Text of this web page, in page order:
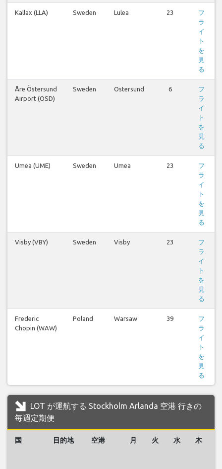
Kallax (LLA) Sweden Lulea 23
フ
ラ
イ
ト
を
見
る
Åre Östersund
Airport (OSD)
Sweden Ostersund 6
フ
ラ
イ
ト
を
見
る
Umea (UME) Sweden Umea 23
フ
ラ
イ
ト
を
見
る
Visby (VBY) Sweden Visby 23
フ
ラ
イ
ト
を
見
る
Frederic
Chopin (WAW)
Poland Warsaw 39
フ
ラ
イ
ト
を
見
る
LOT が運航する Stockholm Arlanda 空港 行きの
毎週定期便
国 目的地 空港 月 火 水 木